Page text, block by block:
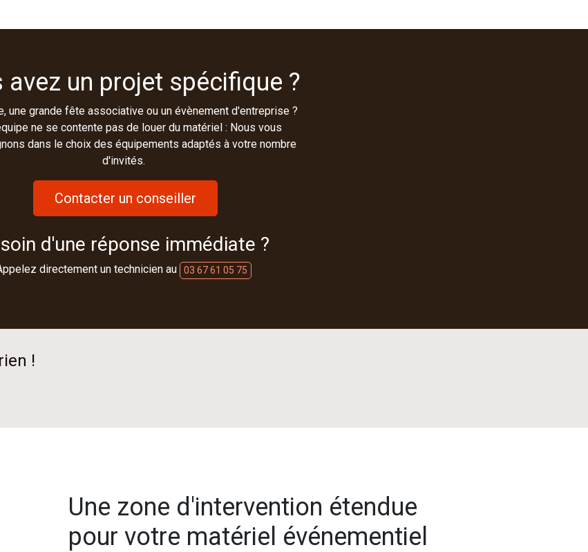
avez un projet spécifique ?
une grande fête associative ou un évènement d'entreprise ?
ne se contente pas de louer du matériel : Nous vous
dans le choix des équipements adaptés à votre nombre
d'invités.
Contacter un conseiller
d'une réponse immédiate ?
directement un technicien au 03 67 61 05 75
!
Une zone d'intervention étendue
pour votre matériel événementiel